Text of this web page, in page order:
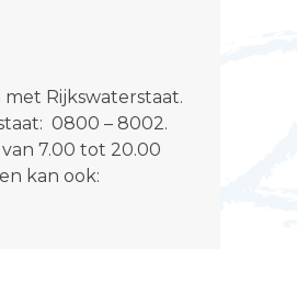
Rijkswaterstaat.
0800 – 8002.
7.00 tot 20.00
kan ook: